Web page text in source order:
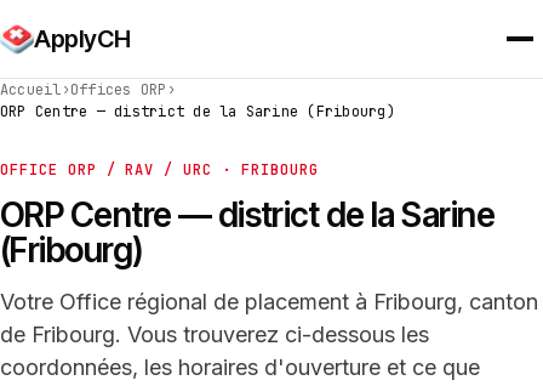
ApplyCH
Accueil›Offices ORP ›
ORP Centre — district de la Sarine (Fribourg)
OFFICE ORP / RAV / URC · FRIBOURG
ORP Centre — district de la Sarine
(Fribourg)
Votre Office régional de placement à Fribourg, canton
de Fribourg. Vous trouverez ci-dessous les
coordonnées, les horaires d'ouverture et ce que